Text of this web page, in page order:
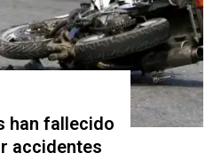
han fallecido
accidentes